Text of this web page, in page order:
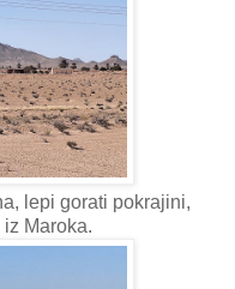
lepi gorati pokrajini,
Maroka.